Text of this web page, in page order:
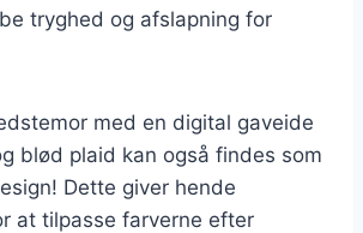
tryghed og afslapning for
med en digital gaveide
blød plaid kan også findes som
Dette giver hende
at tilpasse farverne efter